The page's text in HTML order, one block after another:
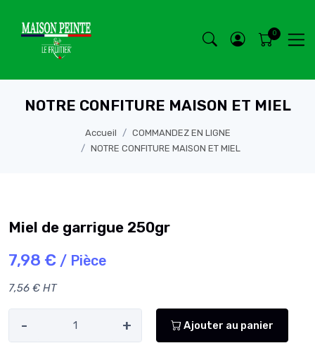
NOTRE CONFITURE MAISON ET MIEL
Accueil
COMMANDEZ EN LIGNE
NOTRE CONFITURE MAISON ET MIEL
Miel de garrigue 250gr
7,98 € / Pièce
7,56 € HT
- + Ajouter au panier